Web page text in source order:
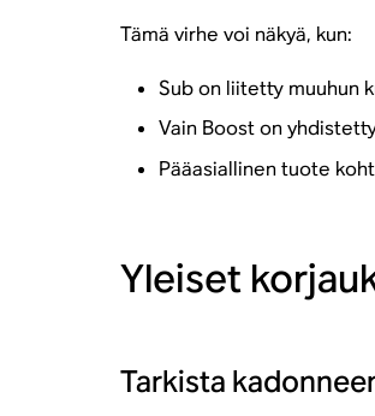
Tämä virhe voi näkyä, kun:
Sub on liitetty muuhun
Vain Boost on
Pääasiallinen tuote
Yleiset
Tarkista